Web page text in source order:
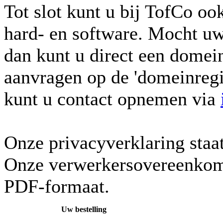
Tot slot kunt u bij TofCo
hard- en software. Mocht
dan kunt u direct een
aanvragen op de
kunt u contact opnemen via
Onze privacyverklaring
Onze
PDF-formaat.
Uw bestelling